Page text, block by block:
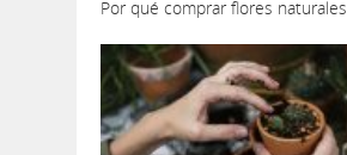
Por qué comprar flores naturales